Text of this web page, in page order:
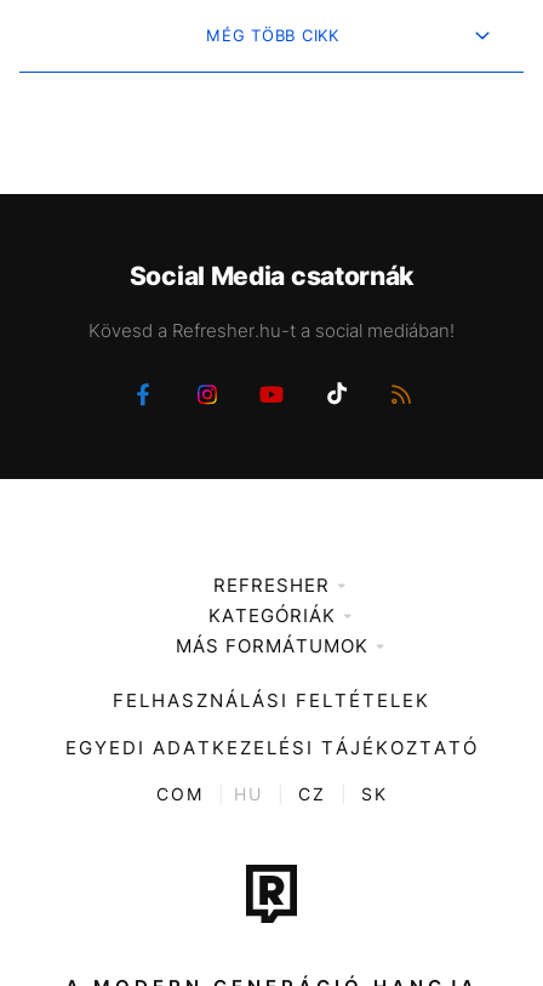
MÉG TÖBB CIKK
Social Media csatornák
Kövesd a Refresher.hu-t a social mediában!
REFRESHER
Médiaajánlat
KATEGÓRIÁK
Zene
Divat
Kultúra
ENTR
Tech-Tudomány
Sport
Társadalom
MÁS FORMÁTUMOK
FELHASZNÁLÁSI FELTÉTELEK
EGYEDI ADATKEZELÉSI TÁJÉKOZTATÓ
COM HU CZ SK